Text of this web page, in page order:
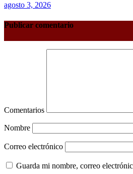
agosto 3, 2026
Publicar comentario
Comentarios
Nombre
Correo electrónico
Guarda mi nombre, correo